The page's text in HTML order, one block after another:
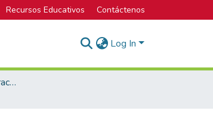
Recursos Educativos Contáctenos
Log In
Bachillerato en Administración de Empresas